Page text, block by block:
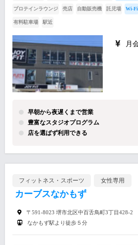
プロテインラウンジ 売店 自動販売機 託児場 Wi-Fi
有料駐車場 駅近
月
早朝から夜遅くまで営業
豊富なスタジオプログラム
店を選ばず利用できる
フィットネス・スポーツ 女性専用
カーブスなかもず
〒591-8023 堺市北区中百舌鳥町3丁目428-2
なかもず駅より徒歩５分